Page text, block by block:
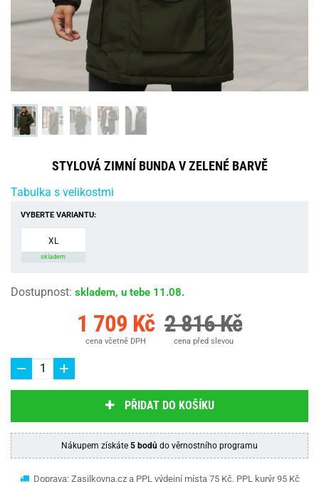
STYLOVÁ ZIMNÍ BUNDA V ZELENÉ BARVĚ
Tabulka s velikostmi
VYBERTE VARIANTU:
XL
skladem
Dostupnost: skladem, u tebe 11.08.
1 709 Kč
cena včetně DPH
2 816 Kč
cena před slevou
PŘIDAT DO KOŠÍKU
Nákupem získáte 5 bodů do věrnostního programu
Doprava: Zasilkovna.cz a PPL výdejní místa 75 Kč, PPL kurýr 95 Kč